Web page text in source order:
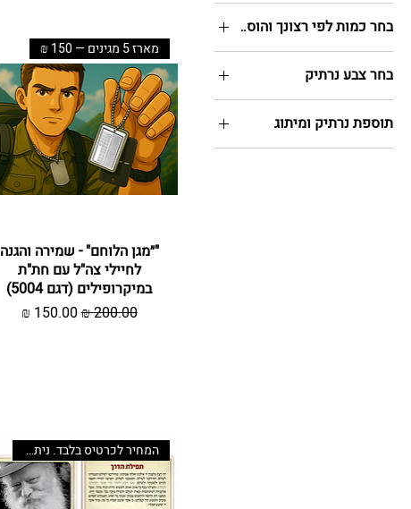
בחר כמות לפי רצונך והוסף צבע נרתיק באפשרות האהובה
בחר צבע נרתיק
תוספת נרתיק ומיתוג
כולל נרתיק והטבעת
תצוגה מהירה
מארז 5 מגינים — 150 ₪
"״מגן הלוחם" - שמירה והגנה
לחיילי צה"ל עם חת"ת
במיקרופילים (דגם 5004)
מחיר רגיל‏200.00 ‏₪ מחיר מבצע
המחיר לכרטיס בלבד. ניתן לשדרג